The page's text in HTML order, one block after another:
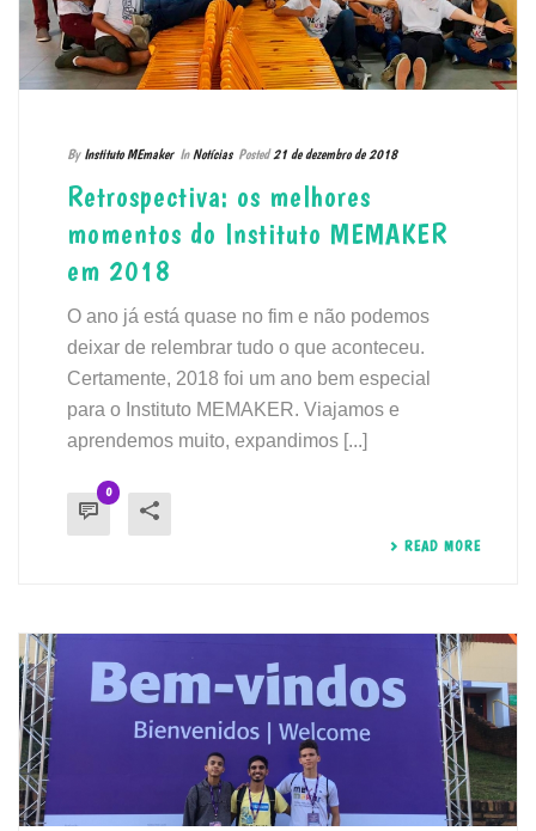
By Instituto MEmaker In Notícias Posted 21 de dezembro de 2018
Retrospectiva: os melhores
momentos do Instituto MEMAKER
em 2018
O ano já está quase no fim e não podemos
deixar de relembrar tudo o que aconteceu.
Certamente, 2018 foi um ano bem especial
para o Instituto MEMAKER. Viajamos e
aprendemos muito, expandimos [...]
0
READ MORE